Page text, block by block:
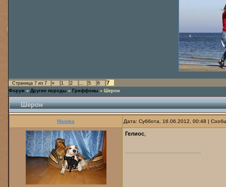
Страница 7 из 7 « 1 2 … 5 6 7
Форум » Другие породы » Гриффоны » Шерон
Шерон
Марфа Дата: Суббота, 16.06.2012, 00:48 |
Гелиос